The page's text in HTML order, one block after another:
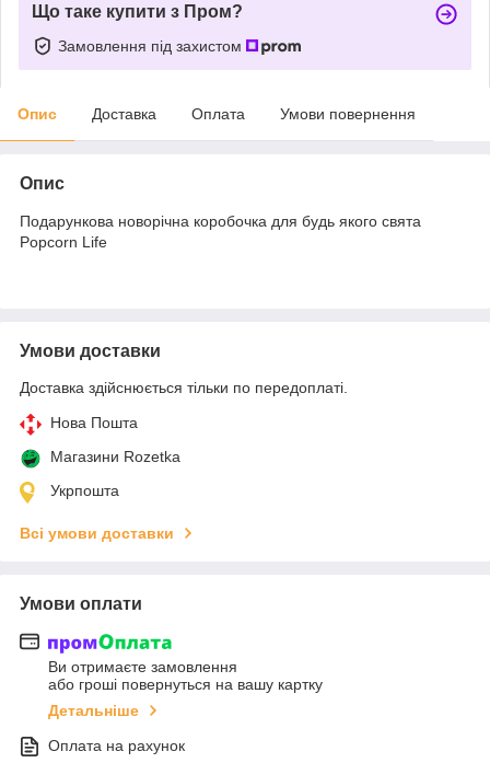
Що таке купити з Пром?
Замовлення під захистом
Опис Доставка Оплата Умови повернення
Опис
Подарункова новорічна коробочка для будь якого свята
Popcorn Life
Умови доставки
Доставка здійснюється тільки по передоплаті.
Нова Пошта
Магазини Rozetka
Укрпошта
Всі умови доставки
Умови оплати
Ви отримаєте замовлення
або гроші повернуться на вашу картку
Детальніше
Оплата на рахунок